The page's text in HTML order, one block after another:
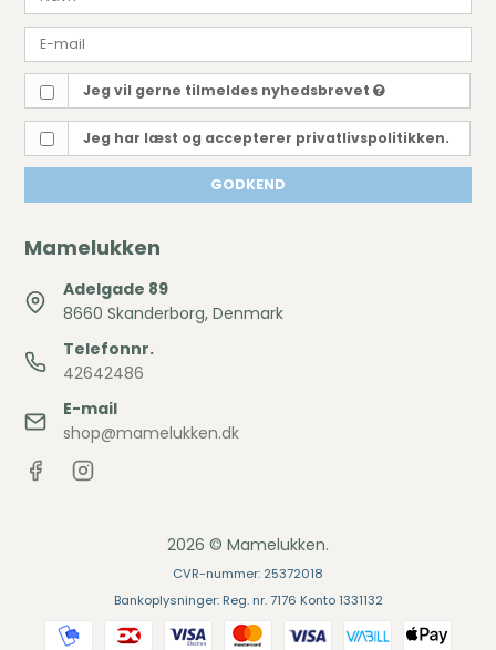
Jeg vil gerne tilmeldes nyhedsbrevet
Jeg har læst og accepterer privatlivspolitikken.
GODKEND
Mamelukken
Adelgade 89
8660 Skanderborg, Denmark
Telefonnr.
42642486
E-mail
shop@mamelukken.dk
2026 © Mamelukken.
CVR-nummer: 25372018
Bankoplysninger: Reg. nr. 7176 Konto 1331132